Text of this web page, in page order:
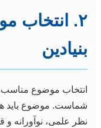
۲. انتخاب
بنیادین
انتخاب موضوع
شماست. موضوع باید
نظر علمی، نوآورانه